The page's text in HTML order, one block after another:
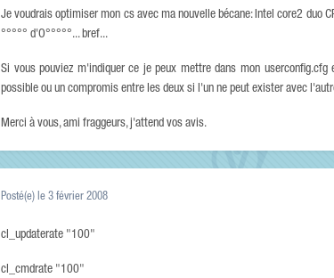
Je voudrais optimiser mon cs avec ma nouvelle bécane: Intel core2 duo
°°°°° d'O°°°°°... bref...
Si vous pouviez m'indiquer ce je peux mettre dans mon
possible ou un compromis entre les deux si l'un ne peut exister avec
Merci à vous, ami fraggeurs, j'attend vos avis.
Posté(e) le 3 février 2008
cl_updaterate "100"
cl_cmdrate "100"